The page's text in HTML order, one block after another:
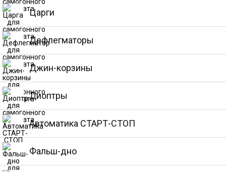
Царги
Дефлегматоры
Джин-корзины
Диоптры
Автоматика СТАРТ-СТОП
Фальш-дно